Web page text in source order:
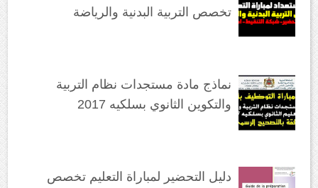
تخصص التربية البدنية والرياضة
نماذج مادة مستجدات نظام التربية
والتكوين الثانوي بسلكيه 2017
دليل التحضير لمباراة التعليم تخصص